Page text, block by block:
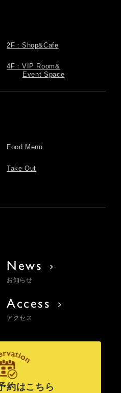
2F：Shop&Cafe
4F：VIP Room&
Event Space
Food Menu
Take Out
News
お知らせ
Access
アクセス
約はこちら